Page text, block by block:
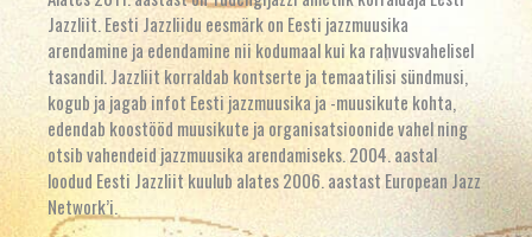
Jazzliit. Eesti Jazzliidu eesmärk on Eesti jazzmuusika
arendamine ja edendamine nii kodumaal kui ka rahvusvahelisel
tasandil. Jazzliit korraldab kontserte ja temaatilisi sündmusi,
kogub ja jagab infot Eesti jazzmuusika ja -muusikute kohta,
edendab koostööd muusikute ja organisatsioonide vahel ning
otsib vahendeid jazzmuusika arendamiseks. 2004. aastal
loodud Eesti Jazzliit kuulub alates 2006. aastast European Jazz
Network’i.